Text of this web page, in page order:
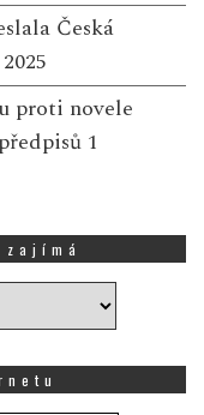
Česká
proti novele
1